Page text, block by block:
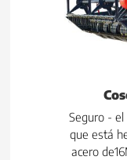
Seguro -
que está
acero